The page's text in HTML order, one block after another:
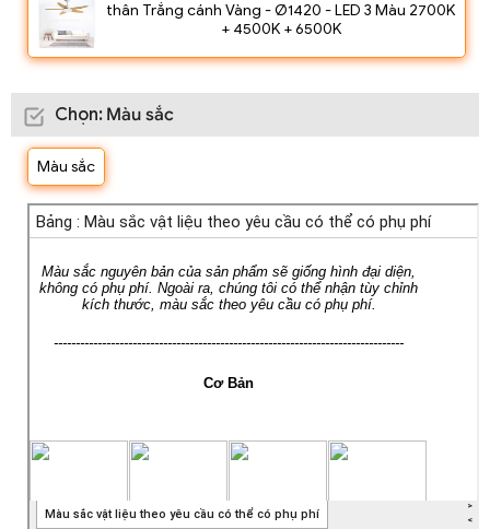
thân Trắng cánh Vàng - Ø1420 - LED 3 Màu 2700K
+ 4500K + 6500K
Chọn: Màu sắc
Màu sắc